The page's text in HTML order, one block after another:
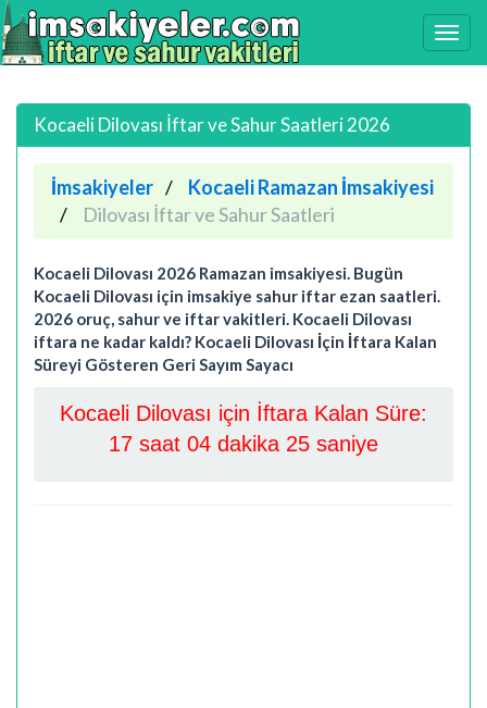
Kocaeli Dilovası İftar ve Sahur Saatleri 2026
İmsakiyeler
Kocaeli Ramazan İmsakiyesi
Dilovası İftar ve Sahur Saatleri
Kocaeli Dilovası 2026 Ramazan imsakiyesi. Bugün
Kocaeli Dilovası için imsakiye sahur iftar ezan saatleri.
2026 oruç, sahur ve iftar vakitleri. Kocaeli Dilovası
iftara ne kadar kaldı? Kocaeli Dilovası İçin İftara Kalan
Süreyi Gösteren Geri Sayım Sayacı
Kocaeli Dilovası için İftara Kalan Süre:
17 saat 04 dakika 25 saniye